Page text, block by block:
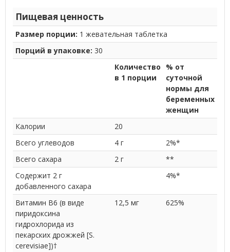
Пищевая ценность
Размер порции: 1 жевательная таблетка
Порций в упаковке: 30
Количество
в 1 порции
% от
суточной
нормы для
беременных
женщин
Калории
20
Всего углеводов
4 г
2%*
Всего сахара
2 г
**
Содержит 2 г
добавленного сахара
4%*
Витамин B6 (в виде
пиридоксина
гидрохлорида из
пекарских дрожжей [S.
cerevisiae])†
12,5 мг 625%